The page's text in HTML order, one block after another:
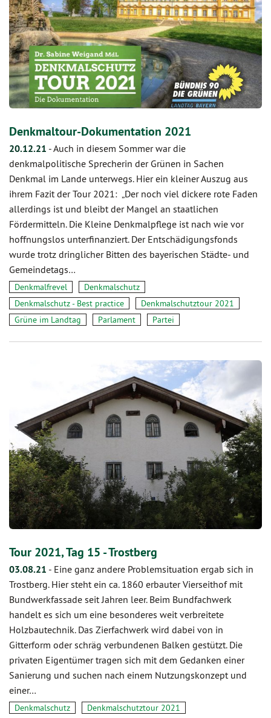
Denkmaltour-Dokumentation 2021
20.12.21 -Auch in diesem Sommer war die
denkmalpolitische Sprecherin der Grünen in Sachen
Denkmal im Lande unterwegs. Hier ein kleiner Auszug aus
ihrem Fazit der Tour 2021: „Der noch viel dickere rote Faden
allerdings ist und bleibt der Mangel an staatlichen
Fördermitteln. Die Kleine Denkmalpflege ist nach wie vor
hoffnungslos unterfinanziert. Der Entschädigungsfonds
wurde trotz dringlicher Bitten des bayerischen Städte- und
Gemeindetags…
Denkmalfrevel
Denkmalschutz
Denkmalschutz - Best practice
Denkmalschutztour 2021
Grüne im Landtag
Parlament Partei
Tour 2021, Tag 15 - Trostberg
03.08.21 - Eine ganz andere Problemsituation ergab sich in
Trostberg. Hier steht ein ca. 1860 erbauter Vierseithof mit
Bundwerkfassade seit Jahren leer. Beim Bundfachwerk
handelt es sich um eine besonderes weit verbreitete
Holzbautechnik. Das Zierfachwerk wird dabei von in
Gitterform oder schräg verbundenen Balken gestützt. Die
privaten Eigentümer tragen sich mit dem Gedanken einer
Sanierung und suchen nach einem Nutzungskonzept und
einer…
Denkmalschutz Denkmalschutztour 2021